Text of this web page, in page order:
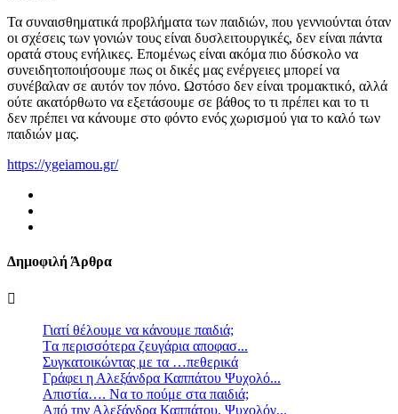
Τα συναισθηματικά προβλήματα των παιδιών, που γεννιούνται όταν
οι σχέσεις των γονιών τους είναι δυσλειτουργικές, δεν είναι πάντα
ορατά στους ενήλικες. Επομένως είναι ακόμα πιο δύσκολο να
συνειδητοποιήσουμε πως οι δικές μας ενέργειες μπορεί να
συνέβαλαν σε αυτόν τον πόνο. Ωστόσο δεν είναι τρομακτικό, αλλά
ούτε ακατόρθωτο να εξετάσουμε σε βάθος το τι πρέπει και το τι
δεν πρέπει να κάνουμε στο φόντο ενός χωρισμού για το καλό των
παιδιών μας.
https://ygeiamou.gr/
Δημοφιλή Άρθρα
Γιατί θέλουμε να κάνουμε παιδιά;
Tα περισσότερα ζευγάρια αποφασ...
Συγκατοικώντας με τα …πεθερικά
Γράφει η Αλεξάνδρα Καππάτου Ψυχολό...
Απιστία…. Να το πούμε στα παιδιά;
Από την Αλεξάνδρα Καππάτου, Ψυχολόγ...